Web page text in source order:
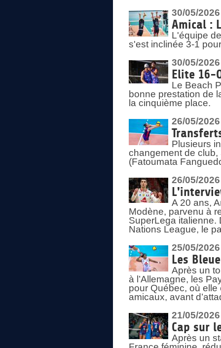
30/05/2026
Amical :
L'équipe
s'est inclinée 3-1
30/05/2026
Elite 16-
Le Beach
bonne prestation de
la cinquième place.
26/05/2026
Plusieurs
changement de
(Fatoumata
26/05/2026
A 20 ans,
Modène, parvenu à
SuperLega italienne.
Nations League, le
25/05/2026
Les
Après un
à l’Allemagne, les
pour Québec, où
amicaux, avant
21/05/2026
Cap sur
Après un